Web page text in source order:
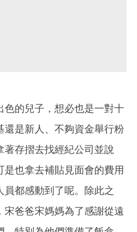
的兒子，想必也是一對十
是新人、不夠資金舉行粉
存摺去找經紀公司並說
是也拿去補貼見面會的費用
都感動到了呢。除此之
爸爸宋媽媽為了感謝從遠